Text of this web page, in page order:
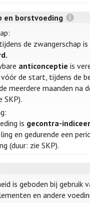
en borstvoeding
de zwangerschap is
anticonceptie is
de start, tijdens de
meerdere maanden na
SKP).
is gecontra-
en gedurende een
(duur: zie SKP).
is geboden bij gebruik
en andere